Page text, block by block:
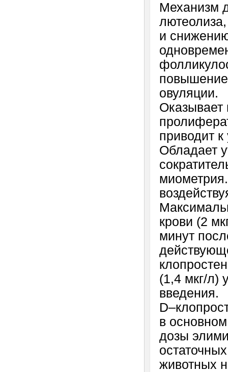
Механизм
лютеолиза,
и
овуляции.
Оказывает
приводит
Обладает
крови (2
минут
(1,4 мкг/л)
введения.
в
дозы
животных